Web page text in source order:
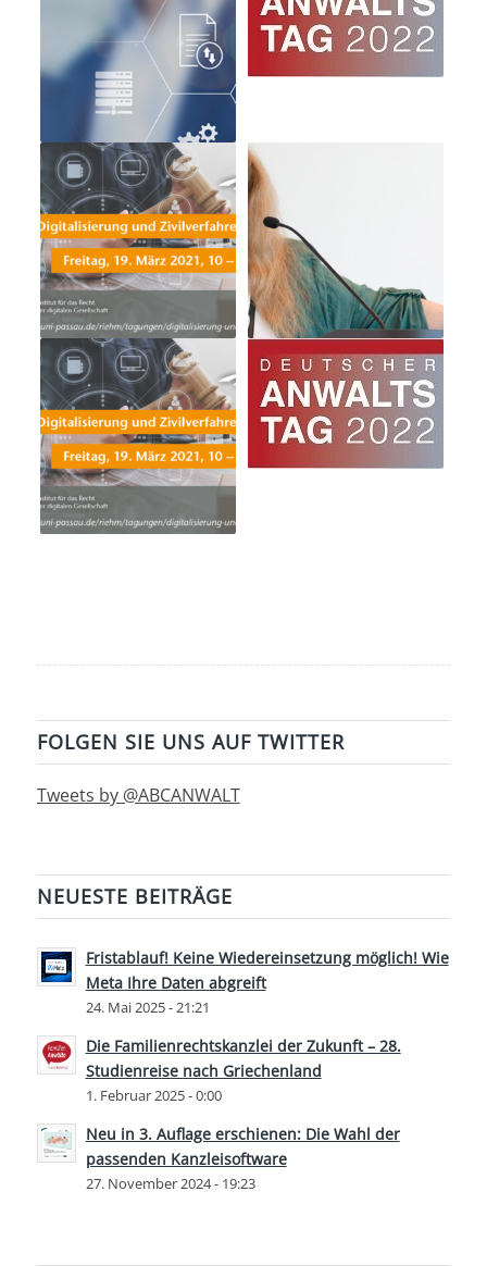
FOLGEN SIE UNS AUF TWITTER
Tweets by @ABCANWALT
NEUESTE BEITRÄGE
Fristablauf! Keine Wiedereinsetzung möglich! Wie
Meta Ihre Daten abgreift
24. Mai 2025 - 21:21
Die Familienrechtskanzlei der Zukunft – 28.
Studienreise nach Griechenland
1. Februar 2025 - 0:00
Neu in 3. Auflage erschienen: Die Wahl der
passenden Kanzleisoftware
27. November 2024 - 19:23